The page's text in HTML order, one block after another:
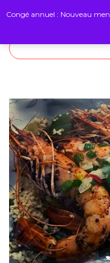
Congé annuel : Nouveau